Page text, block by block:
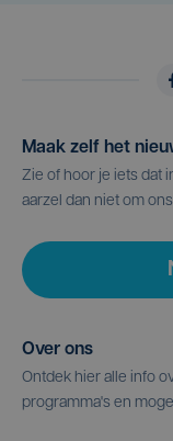
Maak zelf het
Zie of hoor je iets dat
aarzel dan niet om
Over ons
Ontdek hier alle info
programma's en